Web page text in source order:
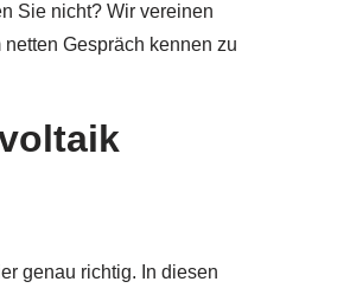
Sie nicht? Wir vereinen
Gespräch kennen zu
genau richtig. In diesen